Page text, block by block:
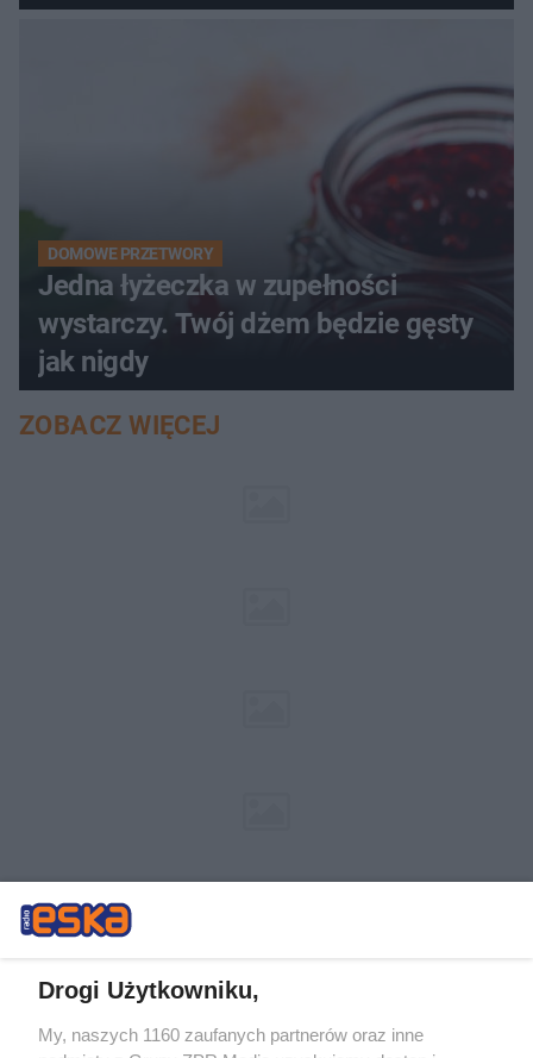
pociemniałą biżuterię
DOMOWE PRZETWORY
Jedna łyżeczka w zupełności
wystarczy. Twój dżem będzie gęsty
jak nigdy
ZOBACZ WIĘCEJ
Drogi Użytkowniku,
My, naszych 1160 zaufanych partnerów oraz inne